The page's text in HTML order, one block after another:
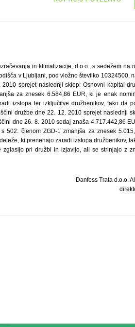
in klimatizacije, d.o.o., s sedežem na
v Ljubljani, pod vložno številko 10324500,
sprejet naslednji sklep: Osnovni kapital
za znesek 6.584,86 EUR, ki je enak
izstopa ter izključitve družbenikov, tako da
družbe dne 22. 12. 2010 sprejet naslednji
dne 26. 8. 2010 sedaj znaša 4.717.442,86
502. členom ZGD-1 zmanjša za znesek
ki prenehajo zaradi izstopa družbenikov,
pri družbi in izjavijo, ali se strinjajo z
Danfoss Trata d.o.o.